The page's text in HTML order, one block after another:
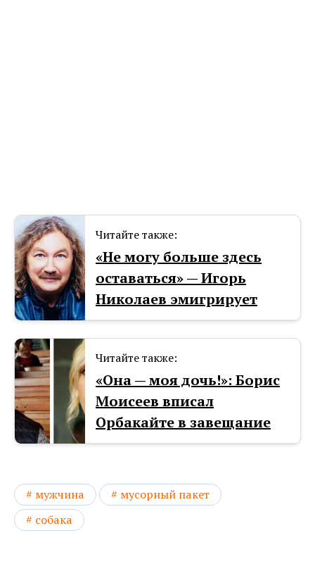
Читайте также:
«Не могу больше здесь
оставаться» — Игорь
Николаев эмигpирует
Читайте также:
«Она — моя дочь!»: Борис
Моисеев вписал
Орбакайте в завещание
мужчина
мусорный пакет
собака